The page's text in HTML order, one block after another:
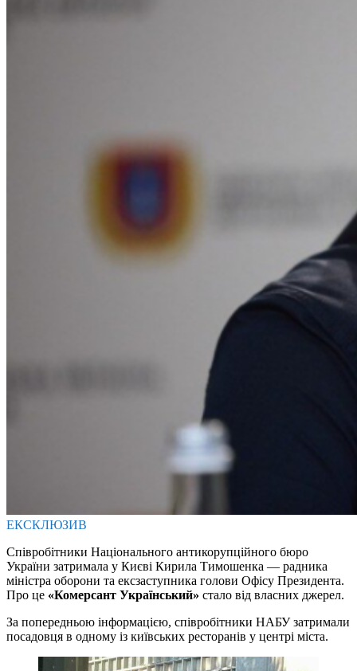
ЕКСКЛЮЗИВ
Співробітники Національного антикорупційного бюро
України затримала у Києві Кирила Тимошенка — радника
міністра оборони та ексзаступника голови Офісу Президента.
Про це «Комерсант Український» стало від власних джерел.
За попередньою інформацією, співробітники НАБУ затримали
посадовця в одному із київських ресторанів у центрі міста.